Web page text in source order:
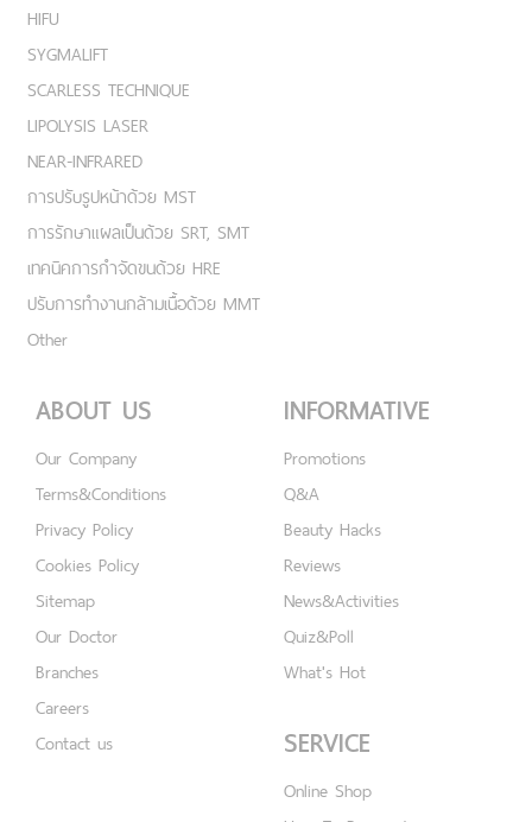
HIFU
SYGMALIFT
SCARLESS TECHNIQUE
LIPOLYSIS LASER
NEAR-INFRARED
การปรับรูปหน้าด้วย MST
การรักษาแผลเป็นด้วย SRT, SMT
เทคนิคการกำจัดขนด้วย HRE
ปรับการทำงานกล้ามเนื้อด้วย MMT
Other
ABOUT US
Our Company
Terms&Conditions
Privacy Policy
Cookies Policy
Sitemap
Our Doctor
Branches
Careers
Contact us
INFORMATIVE
Promotions
Q&A
Beauty Hacks
Reviews
News&Activities
Quiz&Poll
What's Hot
SERVICE
Online Shop